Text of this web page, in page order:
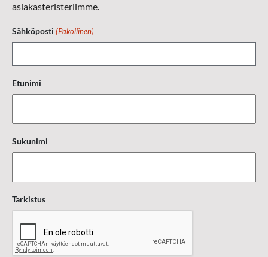
asiakasteristeriimme.
Sähköposti (Pakollinen)
Etunimi
Sukunimi
Tarkistus